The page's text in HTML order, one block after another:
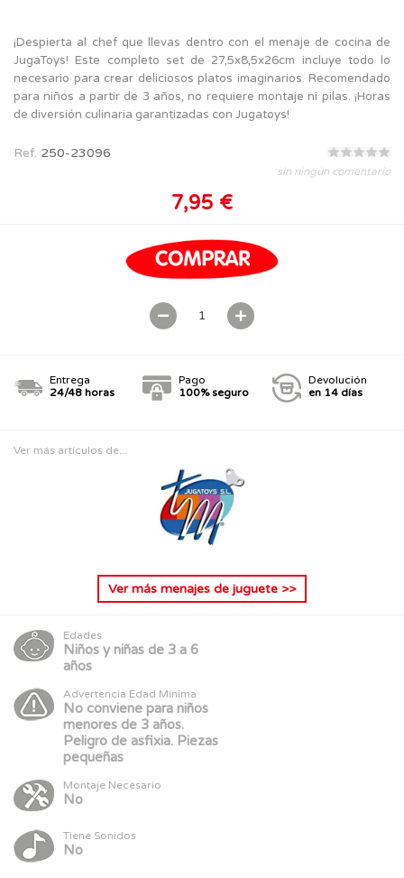
¡Despierta al chef que llevas dentro con el menaje de cocina de
JugaToys! Este completo set de 27,5x8,5x26cm incluye todo lo
necesario para crear deliciosos platos imaginarios. Recomendado
para niños a partir de 3 años, no requiere montaje ni pilas. ¡Horas
de diversión culinaria garantizadas con Jugatoys!
Ref. 250-23096
sin ningún comentario
7,95 €
Entrega
24/48 horas
Pago
100% seguro
Devolución
en 14 días
Ver más artículos de...
Ver más menajes de juguete >>
Edades
Niños y niñas de 3 a 6
años
Advertencia Edad Mínima
No conviene para niños
menores de 3 años.
Peligro de asfixia. Piezas
pequeñas
Montaje Necesario
No
Tiene Sonidos
No